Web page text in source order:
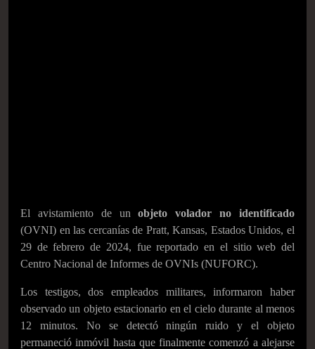
El avistamiento de unobjeto volador no identificado
(OVNI) en las cercanías de Pratt, Kansas, Estados Unidos, el
29 de febrero de 2024, fue reportado en el sitio web del
Centro Nacional de Informes de OVNIs (NUFORC).
Los testigos, dos empleados militares, informaron haber
observado un objeto estacionario en el cielo durante al menos
12 minutos. No se detectó ningún ruido y el objeto
permaneció inmóvil hasta que finalmente comenzó a alejarse